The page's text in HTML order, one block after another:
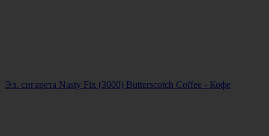
Эл. сигарета Nasty Fix (3000) Butterscotch Coffee - Кофе